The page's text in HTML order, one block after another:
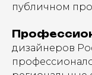
публичном
дизайнеров